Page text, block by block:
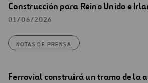
Construcción para Reino Unido e
01/06/2026
NOTAS DE PRENSA
Ferrovial construirá un tramo de la